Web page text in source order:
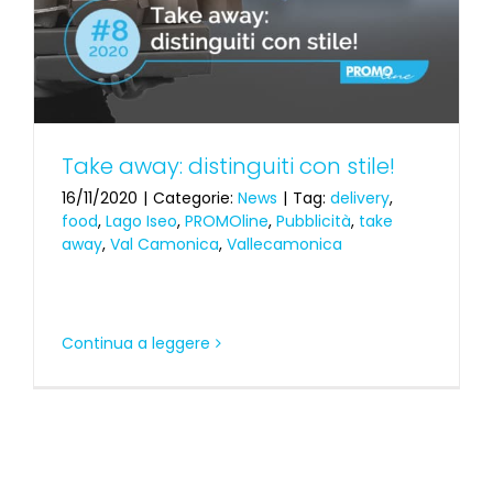
Take away: distinguiti con stile!
16/11/2020 | Categorie: News | Tag: delivery,
food, Lago Iseo, PROMOline, Pubblicità, take
away, Val Camonica, Vallecamonica
Continua a leggere